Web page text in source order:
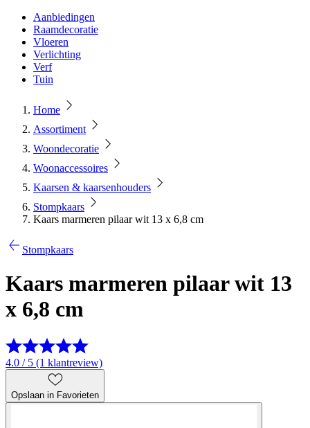
Aanbiedingen
Raamdecoratie
Vloeren
Verlichting
Verf
Tuin
Home
Assortiment
Woondecoratie
Woonaccessoires
Kaarsen & kaarsenhouders
Stompkaars
Kaars marmeren pilaar wit 13 x 6,8 cm
Stompkaars
Kaars marmeren pilaar wit 13
x 6,8 cm
4.0 / 5 (1 klantreview)
Opslaan in Favorieten